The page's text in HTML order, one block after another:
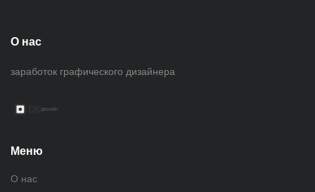
О нас
заработок графического дизайнера
Меню
О нас